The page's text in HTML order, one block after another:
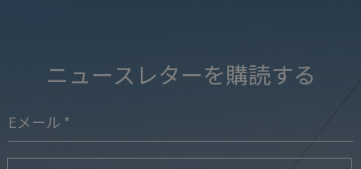
ニュースレターを購読する